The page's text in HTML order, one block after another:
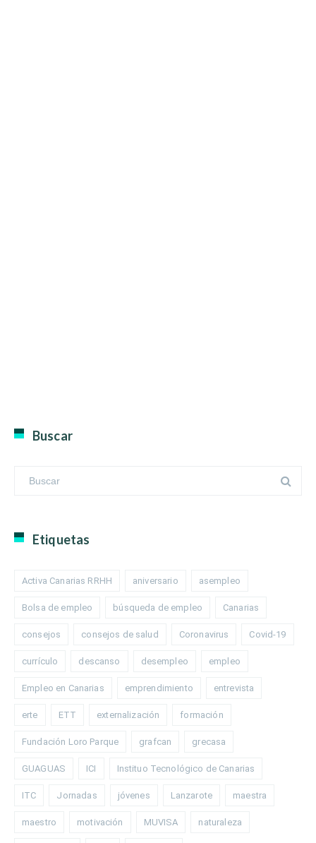
Buscar
Etiquetas
Activa Canarias RRHH aniversario asempleo
Bolsa de empleo búsqueda de empleo Canarias
consejos consejos de salud Coronavirus Covid-19
currículo descanso desempleo empleo
Empleo en Canarias emprendimiento entrevista
erte ETT externalización formación
Fundación Loro Parque grafcan grecasa
GUAGUAS ICI Instituo Tecnológico de Canarias
ITC Jornadas jóvenes Lanzarote maestra
maestro motivación MUVISA naturaleza